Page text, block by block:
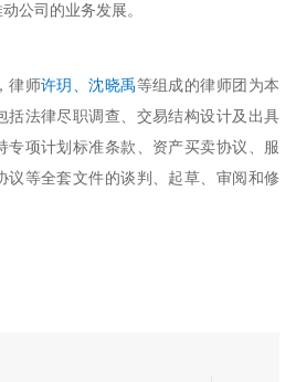
公司的业务发展。
，律师许玥、沈晓禹等组成的律师团为本
括法律尽职调查、交易结构设计及出具
专项计划标准条款、资产买卖协议、服
议等全套文件的谈判、起草、审阅和修